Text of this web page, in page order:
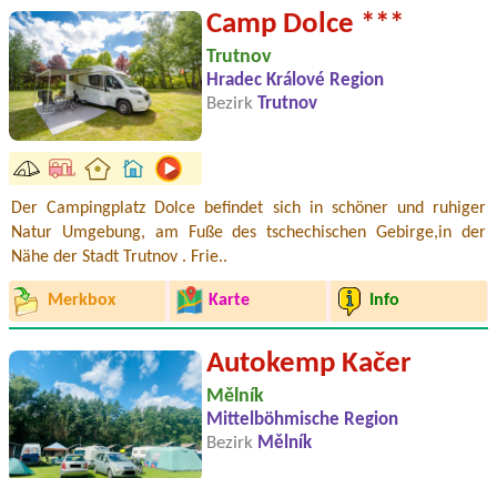
Camp Dolce ***
Trutnov
Hradec Králové Region
Bezirk
Trutnov
Der Campingplatz Dolce befindet sich in schöner und ruhiger
Natur Umgebung, am Fuße des tschechischen Gebirge,in der
Nähe der Stadt Trutnov . Frie..
Merkbox Karte Info
Autokemp Kačer
Mělník
Mittelböhmische Region
Bezirk Mělník